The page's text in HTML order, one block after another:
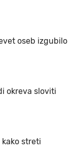
oseb izgubilo
okreva sloviti
streti